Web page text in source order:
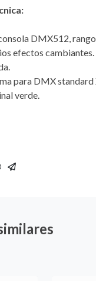
DMX512,
efectos cambiantes.
para DMX standard
verde.